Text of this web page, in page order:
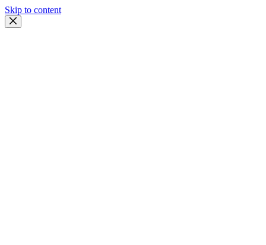
Skip to content